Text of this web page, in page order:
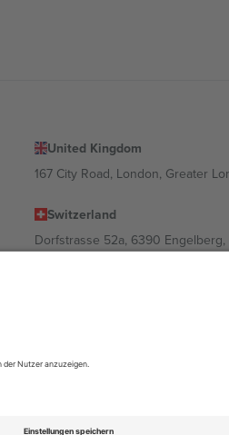
United Kingdom
167 City Road, London, Greater
Switzerland
Dorfstrasse 52a, 6390 Engelberg,
© 2026 Ticombo. Alle Rechte vorbehalten.